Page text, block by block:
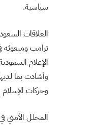
سياسية.
العلاقات
ترامب ومبعوثه
الإعلام
وأشادت بما
وحركات
المحلل الأمني